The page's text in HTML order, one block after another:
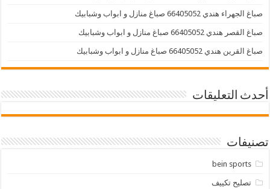
صباغ الجهراء هندي 66405052 صباغ منازل و ابواب وشبابيك
صباغ القصر هندي 66405052 صباغ منازل و ابواب وشبابيك
صباغ القرين هندي 66405052 صباغ منازل و ابواب وشبابيك
أحدث التعليقات
تصنيفات
bein sports
تصليح تكييف